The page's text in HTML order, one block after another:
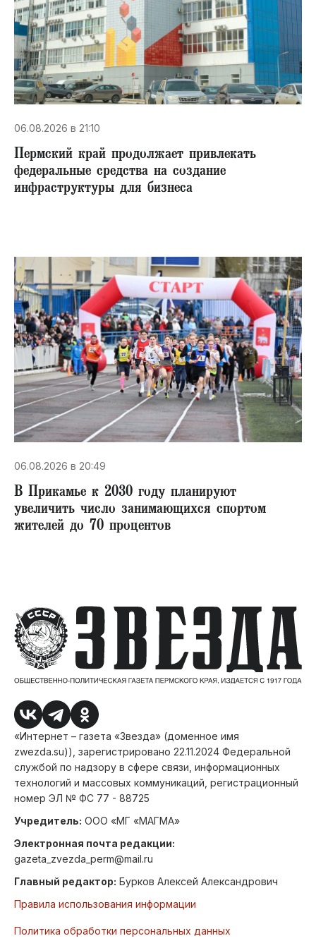
06.08.2026 в 21:10
Пермский край продолжает привлекать
федеральные средства на создание
инфраструктуры для бизнеса
06.08.2026 в 20:49
В Прикамье к 2030 году планируют
увеличить число занимающихся спортом
жителей до 70 процентов
«Интернет – газета «Звезда» (доменное имя
zwezda.su)), зарегистрировано 22.11.2024 Федеральной
службой по надзору в сфере связи, информационных
технологий и массовых коммуникаций, регистрационный
номер ЭЛ № ФС 77 - 88725
Учредитель: ООО «МГ «МАГМА»
Электронная почта редакции:
gazeta_zvezda_perm@mail.ru
Главный редактор: Бурков Алексей Александрович
Правила использования информации
Политика обработки персональных данных